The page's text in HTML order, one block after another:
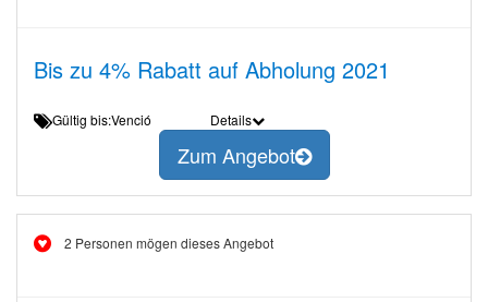
Bis zu 4% Rabatt auf Abholung 2021
Gültig bis:Venció Details
Zum Angebot
2 Personen mögen dieses Angebot